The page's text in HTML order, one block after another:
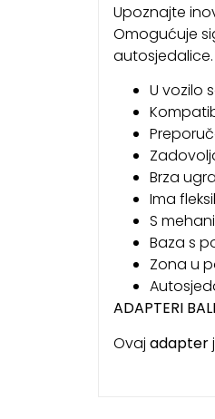
Upoznajte
Omogućuje
autosjedalice.
U vozilo
Brza
Ima
S
Baza s
Zona u
ADAPTERI
Ovaj adapter